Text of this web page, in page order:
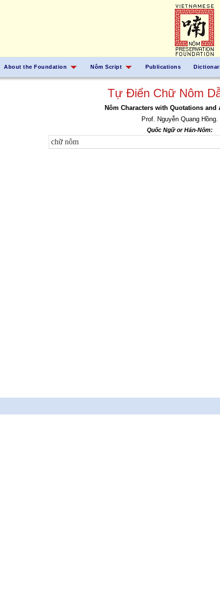
About the Foundation Nôm Script Publications
Tự Điển Chữ Nôm
Nôm Characters with Quotations and
Prof. Nguyễn Quang Hồng.
Quốc Ngữ or Hán-Nôm: